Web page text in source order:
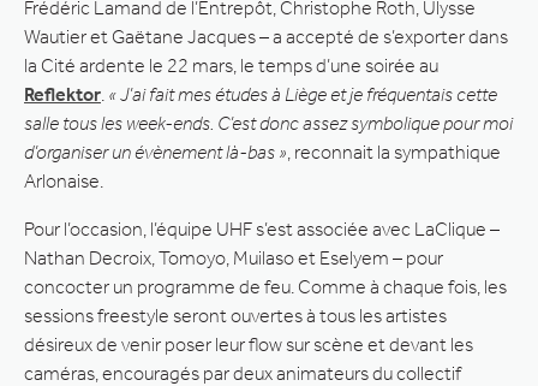
Frédéric Lamand de l’Entrepôt, Christophe Roth, Ulysse
Wautier et Gaëtane Jacques – a accepté de s’exporter dans
la Cité ardente le 22 mars, le temps d’une soirée au
Reflektor « J’ai fait mes études à Liège et je fréquentais cette
salle tous les week-ends. C’est donc assez symbolique pour moi
d’organiser un évènement là-bas » , reconnait la sympathique
Arlonaise.
Pour l’occasion, l’équipe UHF s’est associée avec LaClique –
Nathan Decroix, Tomoyo, Muilaso et Eselyem – pour
concocter un programme de feu. Comme à chaque fois, les
sessions freestyle seront ouvertes à tous les artistes
désireux de venir poser leur flow sur scène et devant les
caméras, encouragés par deux animateurs du collectif